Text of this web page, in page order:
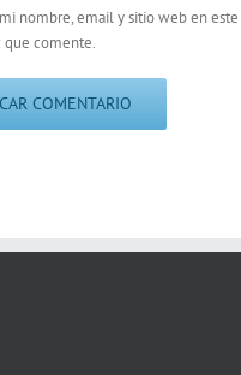
nombre, email y sitio web en
que comente.